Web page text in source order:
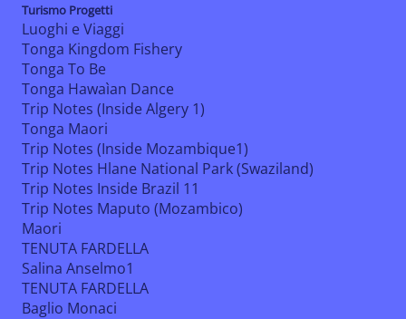
Turismo Progetti
Luoghi e Viaggi
Tonga Kingdom Fishery
Tonga To Be
Tonga Hawaìan Dance
Trip Notes (Inside Algery 1)
Tonga Maori
Trip Notes (Inside Mozambique1)
Trip Notes Hlane National Park (Swaziland)
Trip Notes Inside Brazil 11
Trip Notes Maputo (Mozambico)
Maori
TENUTA FARDELLA
Salina Anselmo1
TENUTA FARDELLA
Baglio Monaci